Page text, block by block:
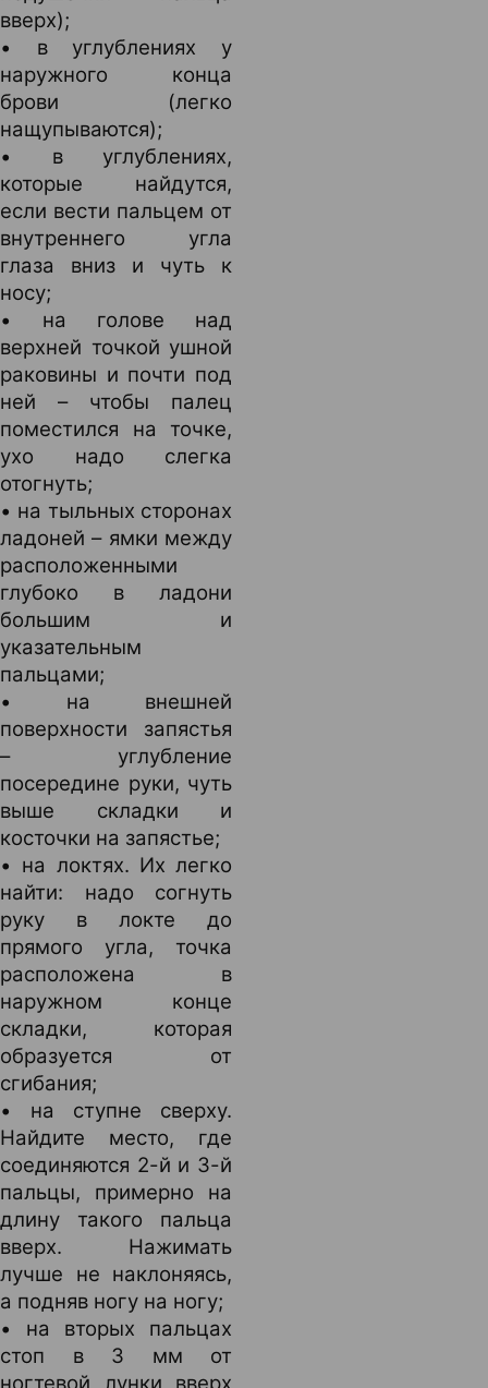
вверх);
• в углублениях у
наружного конца
брови (легко
нащупываются);
• в углублениях,
которые найдутся,
если вести пальцем от
внутреннего угла
глаза вниз и чуть к
носу;
• на голове над
верхней точкой ушной
раковины и почти под
ней – чтобы палец
поместился на точке,
ухо надо слегка
отогнуть;
• на тыльных сторонах
ладоней – ямки между
расположенными
глубоко в ладони
большим и
указательным
пальцами;
• на внешней
поверхности запястья
– углубление
посередине руки, чуть
выше складки и
косточки на запястье;
• на локтях. Их легко
найти: надо согнуть
руку в локте до
прямого угла, точка
расположена в
наружном конце
складки, которая
образуется от
сгибания;
• на ступне сверху.
Найдите место, где
соединяются 2-й и 3-й
пальцы, примерно на
длину такого пальца
вверх. Нажимать
лучше не наклоняясь,
а подняв ногу на ногу;
• на вторых пальцах
стоп в 3 мм от